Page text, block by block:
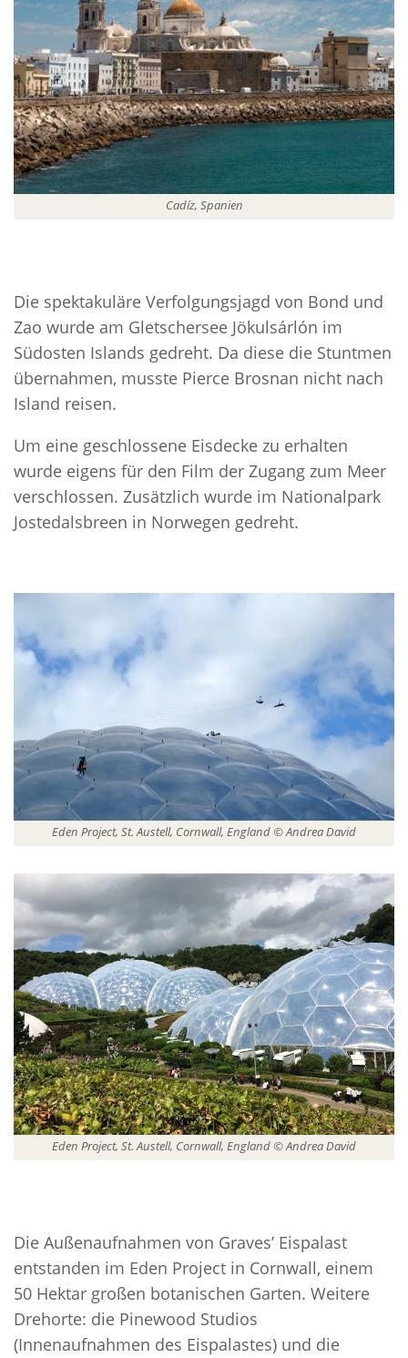
Cadíz, Spanien
Die spektakuläre Verfolgungsjagd von Bond und
Zao wurde am Gletschersee Jökulsárlón im
Südosten Islands gedreht. Da diese die Stuntmen
übernahmen, musste Pierce Brosnan nicht nach
Island reisen.
Um eine geschlossene Eisdecke zu erhalten
wurde eigens für den Film der Zugang zum Meer
verschlossen. Zusätzlich wurde im Nationalpark
Jostedalsbreen in Norwegen gedreht.
Eden Project, St. Austell, Cornwall, England © Andrea David
Eden Project, St. Austell, Cornwall, England © Andrea David
Die Außenaufnahmen von Graves’ Eispalast
entstanden im Eden Project in Cornwall, einem
50 Hektar großen botanischen Garten. Weitere
Drehorte: die Pinewood Studios
(Innenaufnahmen des Eispalastes) und die